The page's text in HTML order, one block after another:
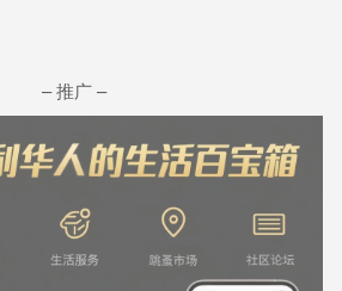
– 推广 –